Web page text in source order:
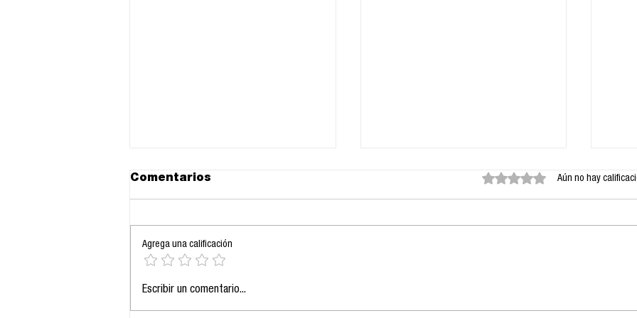
En China “Sin título, no
Comentarios Obtuvo 0 de 5 estrellas.
Aún no hay
Agrega una calificación
Escribir un comentario...